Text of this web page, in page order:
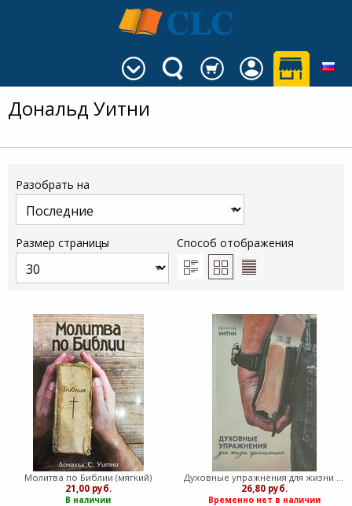
Дональд Уитни
Разобрать на
Размер страницы Способ отображения
Молитва по Библии (мягкий)
21,00 руб.
В наличии
26,80 руб.
Временно нет в наличии